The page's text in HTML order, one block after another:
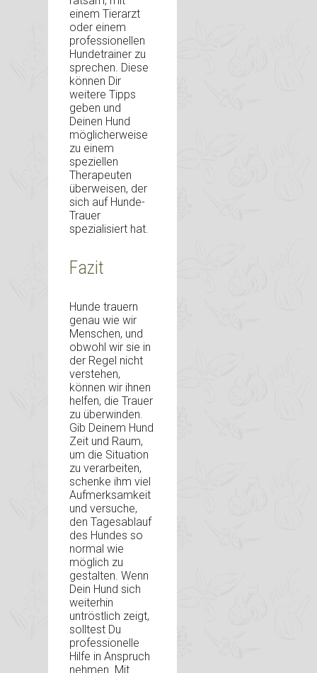
einem Tierarzt
oder einem
professionellen
Hundetrainer zu
sprechen. Diese
können Dir
weitere Tipps
geben und
Deinen Hund
möglicherweise
zu einem
speziellen
Therapeuten
überweisen, der
sich auf Hunde-
Trauer
spezialisiert hat.
Fazit
Hunde trauern
genau wie wir
Menschen, und
obwohl wir sie in
der Regel nicht
verstehen,
können wir ihnen
helfen, die Trauer
zu überwinden.
Gib Deinem Hund
Zeit und Raum,
um die Situation
zu verarbeiten,
schenke ihm viel
Aufmerksamkeit
und versuche,
den Tagesablauf
des Hundes so
normal wie
möglich zu
gestalten. Wenn
Dein Hund sich
weiterhin
untröstlich zeigt,
solltest Du
professionelle
Hilfe in Anspruch
nehmen. Mit